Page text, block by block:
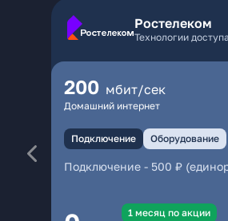
Ростелеком
Технологии
200 мбит/сек
Домашний интернет
Подключение Оборудование
Подключение - 500 ₽
1 месяц по акции